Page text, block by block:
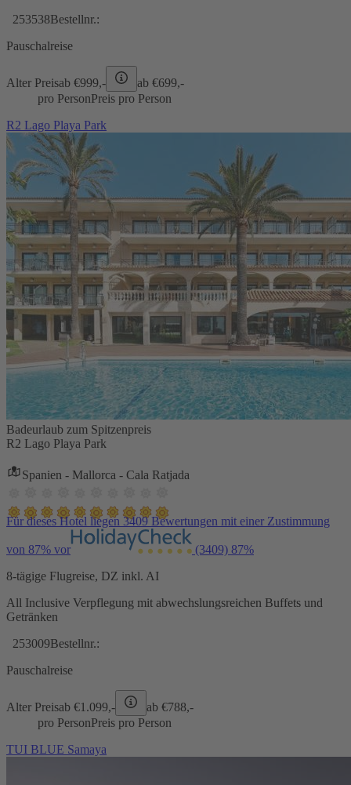
253538Bestellnr.:
Pauschalreise
Alter Preisab €999,- ab €699,-
pro PersonPreis pro Person
R2 Lago Playa Park
Badeurlaub zum Spitzenpreis
R2 Lago Playa Park
Spanien - Mallorca - Cala Ratjada
Für dieses Hotel liegen 3409 Bewertungen mit einer Zustimmung
von 87% vor (3409) 87%
8-tägige Flugreise, DZ inkl. AI
All Inclusive Verpflegung mit abwechslungsreichen Buffets und
Getränken
253009Bestellnr.:
Pauschalreise
Alter Preisab €1.099,- ab €788,-
pro PersonPreis pro Person
TUI BLUE Samaya